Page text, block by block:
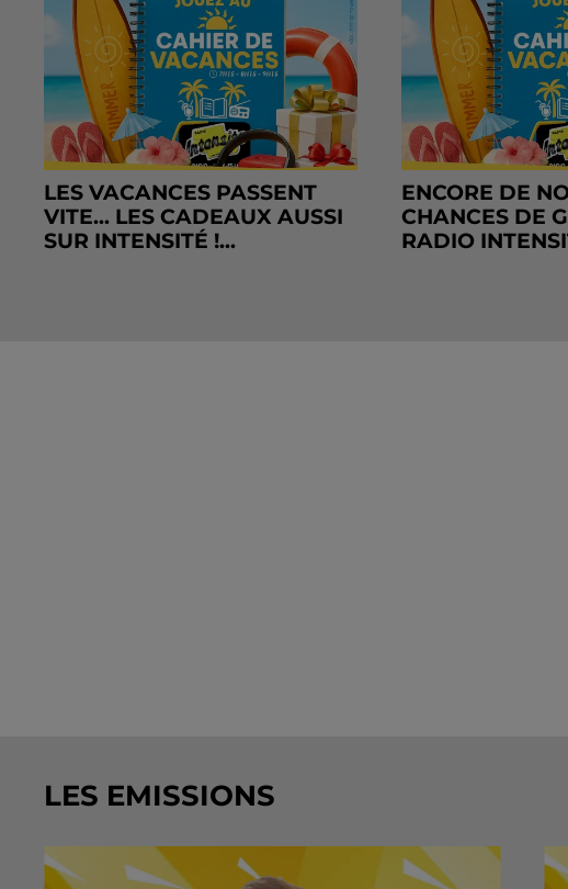
LES VACANCES PASSENT
VITE... LES CADEAUX AUSSI
SUR INTENSITÉ !...
ENCORE DE
CHANCES DE
RADIO
LES EMISSIONS